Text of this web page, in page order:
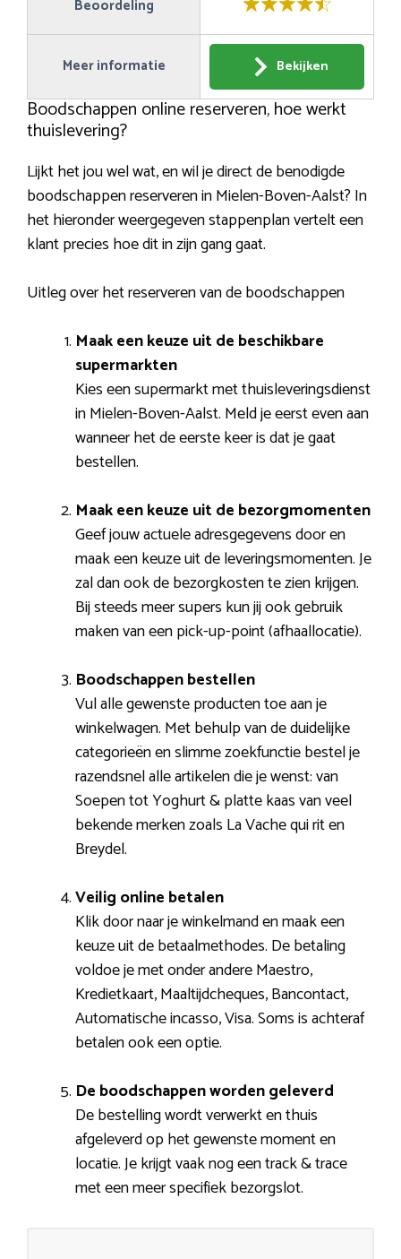
Beoordeling
Meer informatie Bekijken
Boodschappen online reserveren, hoe werkt
thuislevering?
Lijkt het jou wel wat, en wil je direct de benodigde
boodschappen reserveren in Mielen-Boven-Aalst? In
het hieronder weergegeven stappenplan vertelt een
klant precies hoe dit in zijn gang gaat.
Uitleg over het reserveren van de boodschappen
Maak een keuze uit de beschikbare
supermarkten
Kies een supermarkt met thuisleveringsdienst
in Mielen-Boven-Aalst. Meld je eerst even aan
wanneer het de eerste keer is dat je gaat
bestellen.
Maak een keuze uit de bezorgmomenten
Geef jouw actuele adresgegevens door en
maak een keuze uit de leveringsmomenten. Je
zal dan ook de bezorgkosten te zien krijgen.
Bij steeds meer supers kun jij ook gebruik
maken van een pick-up-point (afhaallocatie).
Boodschappen bestellen
Vul alle gewenste producten toe aan je
winkelwagen. Met behulp van de duidelijke
categorieën en slimme zoekfunctie bestel je
razendsnel alle artikelen die je wenst: van
Soepen tot Yoghurt & platte kaas van veel
bekende merken zoals La Vache qui rit en
Breydel.
Veilig online betalen
Klik door naar je winkelmand en maak een
keuze uit de betaalmethodes. De betaling
voldoe je met onder andere Maestro,
Kredietkaart, Maaltijdcheques, Bancontact,
Automatische incasso, Visa. Soms is achteraf
betalen ook een optie.
De boodschappen worden geleverd
De bestelling wordt verwerkt en thuis
afgeleverd op het gewenste moment en
locatie. Je krijgt vaak nog een track & trace
met een meer specifiek bezorgslot.